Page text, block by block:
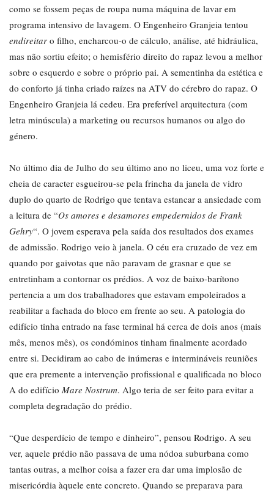
como se fossem peças de roupa numa máquina de lavar em
programa intensivo de lavagem. O Engenheiro Granjeia tentou
endireitar o filho, encharcou-o de cálculo, análise, até hidráulica,
mas não sortiu efeito; o hemisfério direito do rapaz levou a melhor
sobre o esquerdo e sobre o próprio pai. A sementinha da estética e
do conforto já tinha criado raízes na ATV do cérebro do rapaz. O
Engenheiro Granjeia lá cedeu. Era preferível arquitectura (com
letra minúscula) a marketing ou recursos humanos ou algo do
género.
No último dia de Julho do seu último ano no liceu, uma voz forte e
cheia de caracter esgueirou-se pela frincha da janela de vidro
duplo do quarto de Rodrigo que tentava estancar a ansiedade com
a leitura de “Os amores e desamores empedernidos de Frank
Gehry“. O jovem esperava pela saída dos resultados dos exames
de admissão. Rodrigo veio à janela. O céu era cruzado de vez em
quando por gaivotas que não paravam de grasnar e que se
entretinham a contornar os prédios. A voz de baixo-barítono
pertencia a um dos trabalhadores que estavam empoleirados a
reabilitar a fachada do bloco em frente ao seu. A patologia do
edifício tinha entrado na fase terminal há cerca de dois anos (mais
mês, menos mês), os condóminos tinham finalmente acordado
entre si. Decidiram ao cabo de inúmeras e intermináveis reuniões
que era premente a intervenção profissional e qualificada no bloco
A do edifício Mare Nostrum. Algo teria de ser feito para evitar a
completa degradação do prédio.
“Que desperdício de tempo e dinheiro”, pensou Rodrigo. A seu
ver, aquele prédio não passava de uma nódoa suburbana como
tantas outras, a melhor coisa a fazer era dar uma implosão de
misericórdia àquele ente concreto. Quando se preparava para